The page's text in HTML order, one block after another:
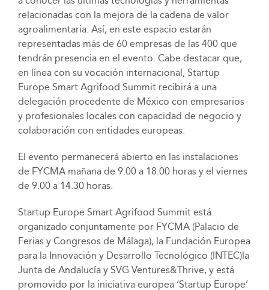
relacionadas con la mejora de la cadena de valor
agroalimentaria. Así, en este espacio estarán
representadas más de 60 empresas de las 400 que
tendrán presencia en el evento. Cabe destacar que,
en línea con su vocación internacional, Startup
Europe Smart Agrifood Summit recibirá a una
delegación procedente de México con empresarios
y profesionales locales con capacidad de negocio y
colaboración con entidades europeas.
El evento permanecerá abierto en las instalaciones
de FYCMA mañana de 9.00 a 18.00 horas y el viernes
de 9.00 a 14.30 horas.
Startup Europe Smart Agrifood Summit está
organizado conjuntamente por FYCMA (Palacio de
Ferias y Congresos de Málaga), la Fundación Europea
para la Innovación y Desarrollo Tecnológico (INTEC)la
Junta de Andalucía y SVG Ventures&Thrive, y está
promovido por la iniciativa europea ‘Startup Europe’